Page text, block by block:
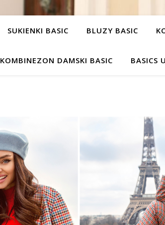
SUKIENKI BASIC BLUZY BASIC
KOMBINEZON DAMSKI BASIC BASICS